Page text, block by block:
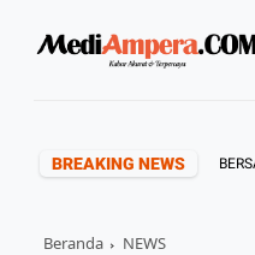
BREAKING NEWS
042/GAPU GELAR DOA BERSAMA,
Beranda NEWS